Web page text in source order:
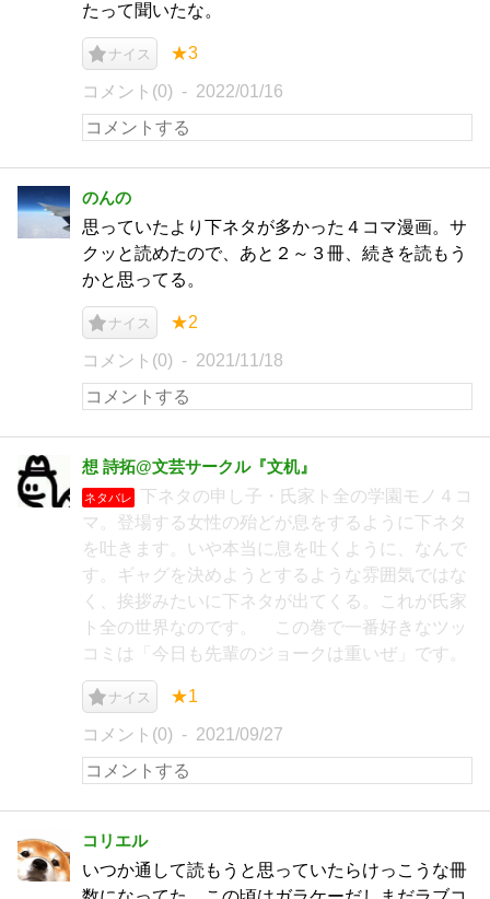
たって聞いたな。
ナイス ★3
コメント(0) 2022/01/16
のんの
思っていたより下ネタが多かった４コマ漫画。サ
クッと読めたので、あと２～３冊、続きを読もう
かと思ってる。
ナイス ★2
コメント(0) 2021/11/18
想 詩拓@文芸サークル『文机』
ネタバレ
下ネタの申し子・氏家ト全の学園モノ４コ
マ。登場する女性の殆どが息をするように下ネタ
を吐きます。いや本当に息を吐くように、なんで
す。ギャグを決めようとするような雰囲気ではな
く、挨拶みたいに下ネタが出てくる。これが氏家
ト全の世界なのです。 この巻で一番好きなツッ
コミは「今日も先輩のジョークは重いぜ」です。
ナイス ★1
コメント(0) 2021/09/27
コリエル
いつか通して読もうと思っていたらけっこうな冊